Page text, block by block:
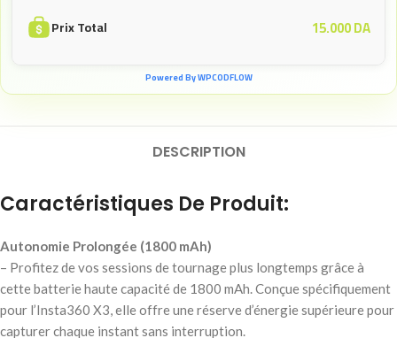
Prix Total 15.000DA
Powered By WPCODFLOW
DESCRIPTION
Caractéristiques De Produit:
Autonomie Prolongée (1800 mAh)
– Profitez de vos sessions de tournage plus longtemps grâce à
cette batterie haute capacité de 1800 mAh. Conçue spécifiquement
pour l’Insta360 X3, elle offre une réserve d’énergie supérieure pour
capturer chaque instant sans interruption.